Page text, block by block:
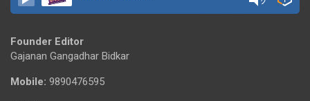
Founder Editor
Gajanan Gangadhar Bidkar
Mobile: 9890476595